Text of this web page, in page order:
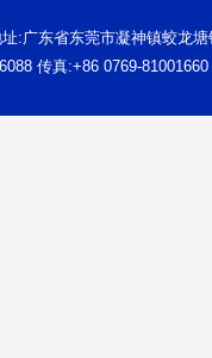
:广东省东莞市凝神镇蛟龙
传真:+86 0769-81001660